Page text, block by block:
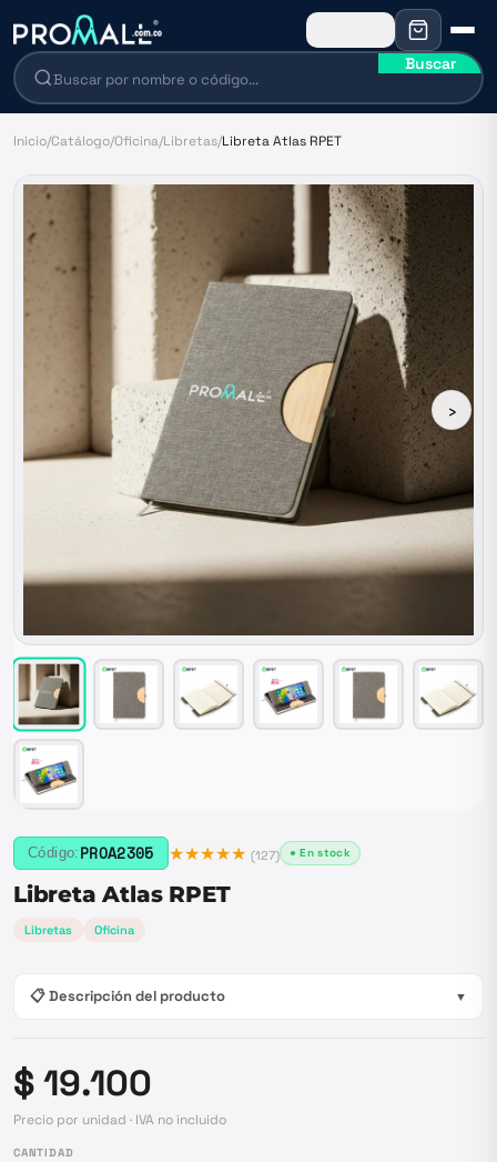
Buscar
Inicio/Catálogo/Oficina/Libretas/Libreta Atlas RPET
›
Código: PROA2305 ★★★★★ (127) ● En stock
Libreta Atlas RPET
Libretas Oficina
📋 Descripción del producto ▼
$ 19.100
Precio por unidad · IVA no incluido
CANTIDAD